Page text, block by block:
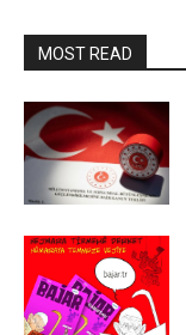
MOST READ